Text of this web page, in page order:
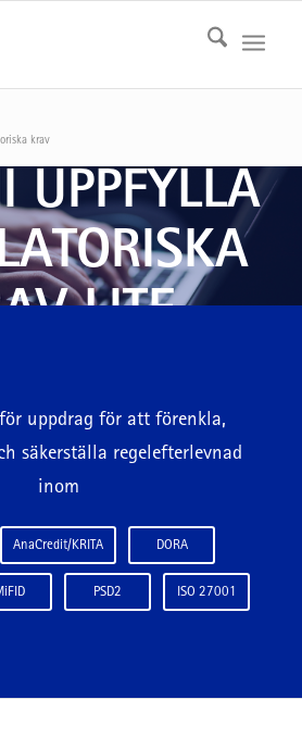
krav
UPPFYLLA
LITE
uppdrag för att förenkla,
säkerställa regelefterlevnad
inom
AnaCredit/KRITA DORA
PSD2 ISO 27001